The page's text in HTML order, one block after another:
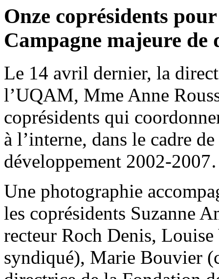
Onze coprésidents
Campagne majeure de
Le 14 avril dernier, la
l’UQAM, Mme Anne
coprésidents qui
à l’interne, dans le cadre
développement 2002-
Une photographie
les coprésidents Suzanne
recteur Roch Denis,
syndiqué), Marie Bouvier